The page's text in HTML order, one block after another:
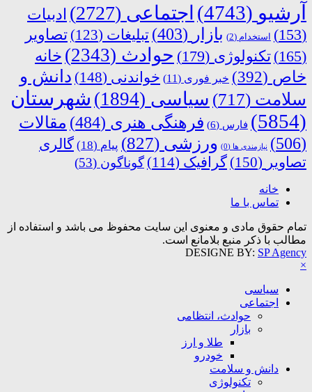
آرشیو (4743) اجتماعی (2727)
ادبیات
(153)
استخدام (2) بازار (403) تبلیغات (123)
تصاویر
(165)
تکنولوژی (179) حوادث (2343)
خانه
خاص (392) خبر فوری (11) خواندنی (148)
دانش و
سلامت (717) سیاسی (1894)
شهرستان
(5854)
فارس (6) فرهنگی هنری (484)
مقالات
(506)
نیازمندی ها (0) ورزشی (827) پیام (18)
گالری
تصاویر (150) گرافیک (114) گوناگون (53)
خانه
تماس با ما
تمام حقوق مادی و معنوی این سایت محفوظ می باشد و استفاده از
مطالب با ذکر منبع بلامانع است.
DESIGNE BY: SP Agency
×
سیاسی
اجتماعی
حوادث، انتظامی
بازار
طلا و ارز
خودرو
دانش و سلامت
تکنولوژی